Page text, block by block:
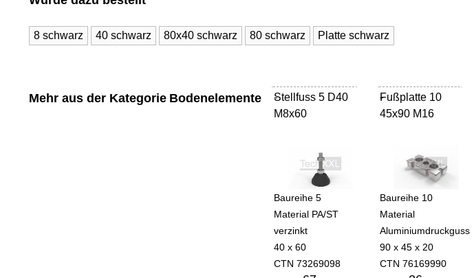
8 schwarz 40 schwarz 80x40 schwarz 80 schwarz Platte schwarz
Mehr aus der Kategorie Bodenelemente
Stellfuss 5 D40
M8x60
-
Baureihe 5
Material PA/ST
verzinkt
40 x 60
CTN 73269098
Fußplatte 10
45x90 M16
-
Baureihe 10
Material
Aluminiumdruckguss
90 x 45 x 20
CTN 76169990